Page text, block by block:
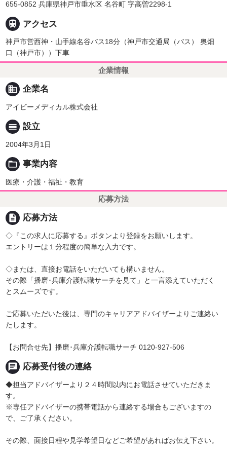
655-0852 兵庫県神戸市垂水区 名谷町 字高曽2298-1
 アクセス
神戸市営西神・山手線名谷バス18分（神戸市交通局（バス） 奥畑
口（神戸市））下車
企業情報
business 企業名
アイビーメディカル株式会社
calendar_view_day 設立
2004年3月1日
folder_open 事業内容
医療・介護・福祉・教育
応募方法
description 応募方法
◇『この求人に応募する』ボタンより登録をお願いします。
エントリーは１分程度の簡単な入力です。
◇または、直接お電話をいただいても構いません。
その際「播磨･兵庫介護転職サーチを見て」と一言添えていただく
とスムーズです。
ご応募いただいた後は、専門のキャリアアドバイザーよりご連絡い
たします。
【お問合せ先】播磨･兵庫介護転職サーチ 0120-927-506
chat 応募受付後の連絡
◆担当アドバイザーより２４時間以内にお電話させていただきま
す。
※専任アドバイザーの携帯電話から連絡する場合もございますの
で、ご了承ください。
その際、面接日程や見学希望日などご希望があればお伝え下さい。